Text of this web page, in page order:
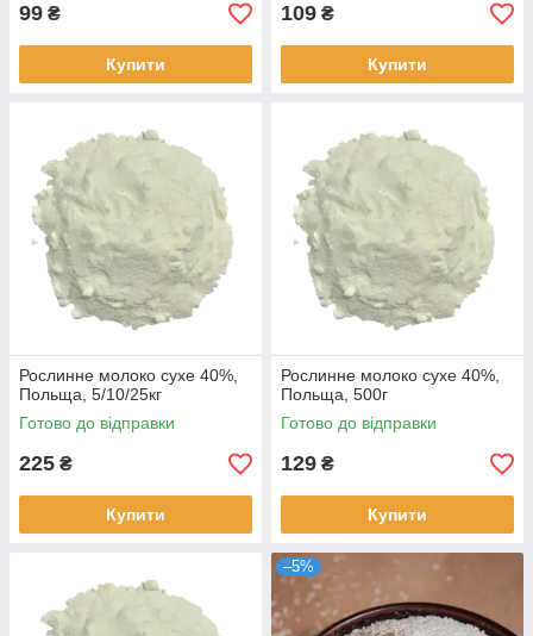
99 ₴
Купити
109 ₴
Купити
Рослинне молоко сухе 40%,
Польща, 5/10/25кг
Готово до відправки
225 ₴
Купити
Рослинне молоко сухе 40%,
Польща, 500г
Готово до відправки
129 ₴
Купити
–5%